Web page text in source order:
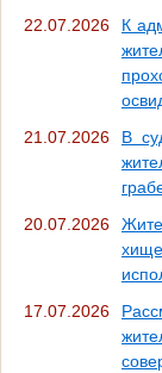
22.07.2026
К
21.07.2026
В
20.07.2026
17.07.2026